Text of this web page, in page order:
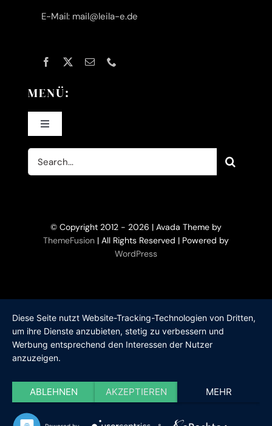
E-Mail: mail@leila-e.de
MENÜ:
Toggle
Home
Bücher
Bühne
Über mich
Suche
nach:
© Copyright 2012 - 2026 | Avada Theme by
ThemeFusion| All Rights Reserved | Powered by
WordPress
Diese Seite nutzt Website-Tracking-Technologien von Dritten,
um ihre Dienste anzubieten, stetig zu verbessern und
Werbung entsprechend den Interessen der Nutzer
anzuzeigen.
ABLEHNEN AKZEPTIEREN MEHR